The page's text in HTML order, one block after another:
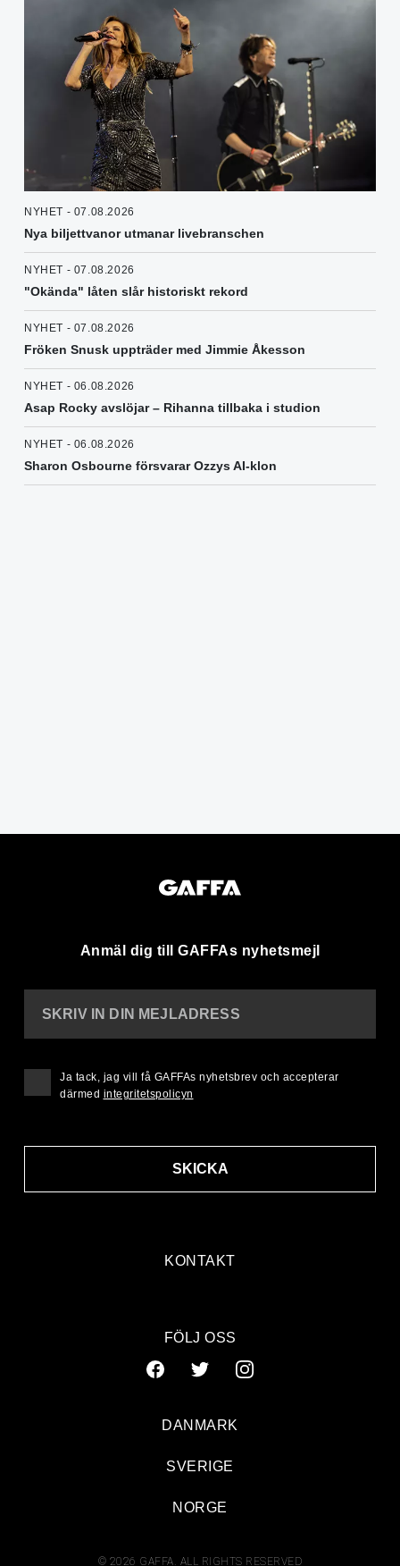
NYHET - 07.08.2026
Nya biljettvanor utmanar livebranschen
NYHET - 07.08.2026
"Okända" låten slår historiskt rekord
NYHET - 07.08.2026
Fröken Snusk uppträder med Jimmie Åkesson
NYHET - 06.08.2026
Asap Rocky avslöjar – Rihanna tillbaka i studion
NYHET - 06.08.2026
Sharon Osbourne försvarar Ozzys AI-klon
Anmäl dig till GAFFAs nyhetsmejl
KONTAKT
SKRIV IN DIN MEJLADRESS
SKICKA
Ja tack, jag vill få GAFFAs nyhetsbrev och accepterar
därmed integritetspolicyn
FÖLJ OSS
© 2026 GAFFA. ALL RIGHTS RESERVED
DANMARK
SVERIGE
NORGE